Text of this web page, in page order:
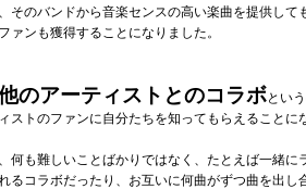
そのバンドから音楽センスの高い楽曲を提供し
ァンも獲得することになりました。
のアーティストとのコラボとい
ストのファンに自分たちを知ってもらえることに
何も難しいことばかりではなく、たとえば一緒
るコラボだったり、お互いに何曲がずつ曲を出